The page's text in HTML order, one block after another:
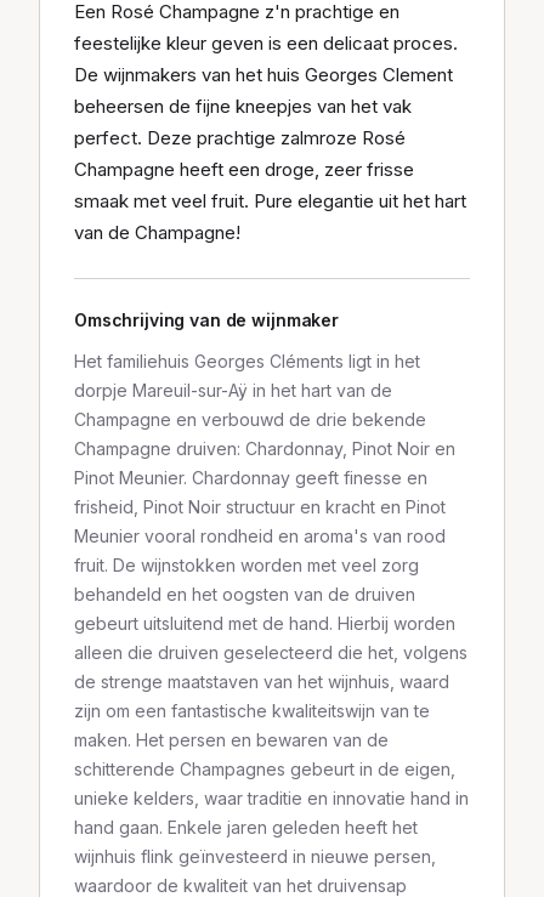
Een Rosé Champagne z'n prachtige en
feestelijke kleur geven is een delicaat proces.
De wijnmakers van het huis Georges Clement
beheersen de fijne kneepjes van het vak
perfect. Deze prachtige zalmroze Rosé
Champagne heeft een droge, zeer frisse
smaak met veel fruit. Pure elegantie uit het hart
van de Champagne!
Omschrijving van de wijnmaker
Het familiehuis Georges Cléments ligt in het
dorpje Mareuil-sur-Aÿ in het hart van de
Champagne en verbouwd de drie bekende
Champagne druiven: Chardonnay, Pinot Noir en
Pinot Meunier. Chardonnay geeft finesse en
frisheid, Pinot Noir structuur en kracht en Pinot
Meunier vooral rondheid en aroma's van rood
fruit. De wijnstokken worden met veel zorg
behandeld en het oogsten van de druiven
gebeurt uitsluitend met de hand. Hierbij worden
alleen die druiven geselecteerd die het, volgens
de strenge maatstaven van het wijnhuis, waard
zijn om een fantastische kwaliteitswijn van te
maken. Het persen en bewaren van de
schitterende Champagnes gebeurt in de eigen,
unieke kelders, waar traditie en innovatie hand in
hand gaan. Enkele jaren geleden heeft het
wijnhuis flink geïnvesteerd in nieuwe persen,
waardoor de kwaliteit van het druivensap